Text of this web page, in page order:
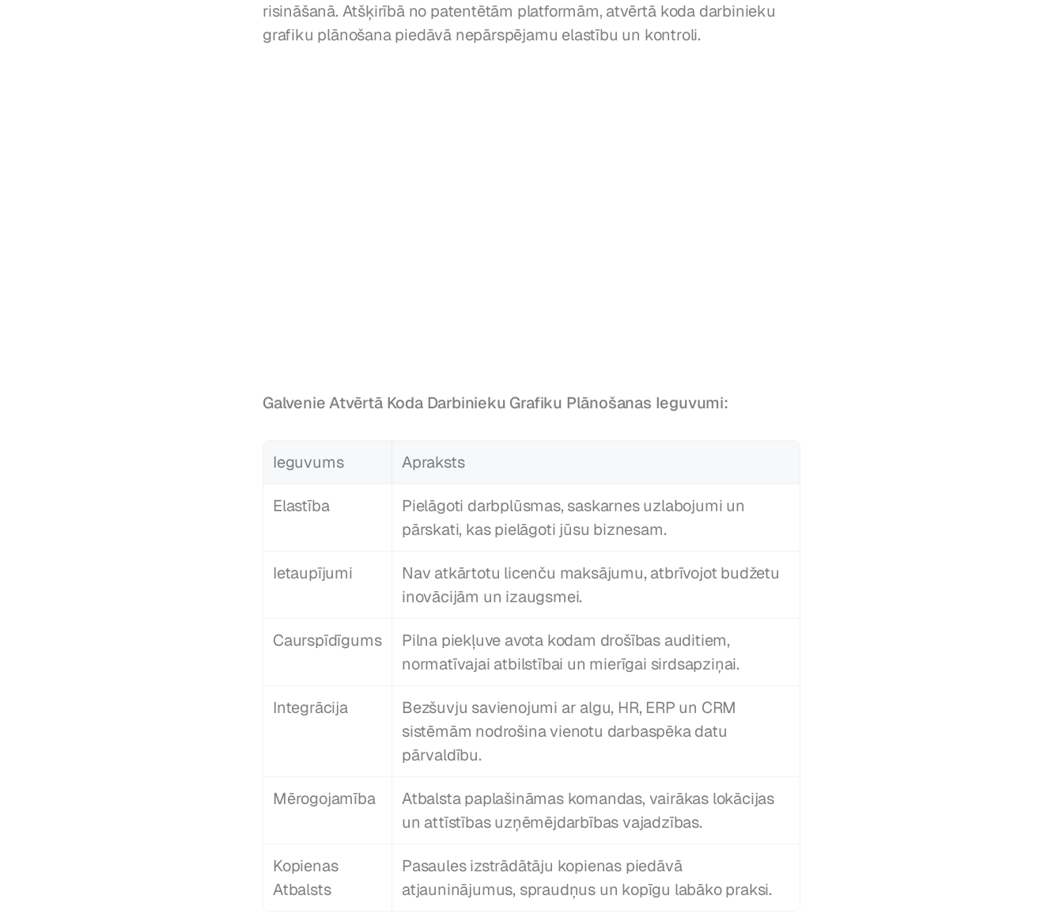
risināšanā. Atšķirībā no patentētām platformām, atvērtā koda darbinieku
grafiku plānošana piedāvā nepārspējamu elastību un kontroli.
Galvenie Atvērtā Koda Darbinieku Grafiku Plānošanas Ieguvumi:
Ieguvums Apraksts
Elastība
Pielāgoti darbplūsmas, saskarnes uzlabojumi un
pārskati, kas pielāgoti jūsu biznesam.
Ietaupījumi
Nav atkārtotu licenču maksājumu, atbrīvojot budžetu
inovācijām un izaugsmei.
Caurspīdīgums
Pilna piekļuve avota kodam drošības auditiem,
normatīvajai atbilstībai un mierīgai sirdsapziņai.
Integrācija
Bezšuvju savienojumi ar algu, HR, ERP un CRM
sistēmām nodrošina vienotu darbaspēka datu
pārvaldību.
Mērogojamība
Atbalsta paplašināmas komandas, vairākas lokācijas
un attīstības uzņēmējdarbības vajadzības.
Kopienas
Atbalsts
Pasaules izstrādātāju kopienas piedāvā
atjauninājumus, spraudņus un kopīgu labāko praksi.